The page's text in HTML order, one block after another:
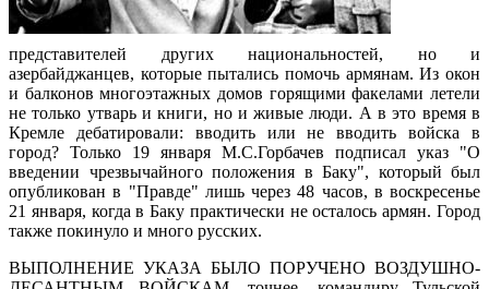
представителей других национальностей, но и
азербайджанцев, которые пытались помочь армянам. Из окон
и балконов многоэтажных домов горящими факелами летели
не только утварь и книги, но и живые люди. А в это время в
Кремле дебатировали: вводить или не вводить войска в
город? Только 19 января М.С.Горбачев подписал указ "О
введении чрезвычайного положения в Баку", который был
опубликован в "Правде" лишь через 48 часов, в воскресенье
21 января, когда в Баку практически не осталось армян. Город
также покинуло и много русских.
ВЫПОЛНЕНИЕ УКАЗА БЫЛО ПОРУЧЕНО ВОЗДУШНО-